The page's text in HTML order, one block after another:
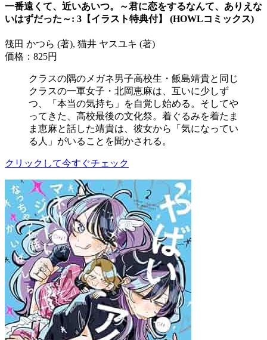
一番遠くて、近いあいつ。～君に恋をするなんて、ありえな
いはずだった～: 3【イラスト特典付】 (HOWLコミックス)
筏田 かつら (著), 猫井 ヤスユキ (著)
価格：825円
クラスの隅のメガネ男子高校生・飯島靖貴と同じ
クラスの一軍女子・北岡恵麻は、互いに少しず
つ、「本当の気持ち」を自覚し始める。そしてや
ってきた、高校最後の文化祭。着ぐるみを着たま
ま恵麻と話した靖貴は、彼女から「気になってい
る人」がいることを聞かされる。
クリックして今すぐチェック